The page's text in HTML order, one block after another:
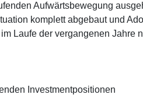
Aufwärtsbewegung
komplett abgebaut und
Laufe der vergangenen Jahre
Investmentpositionen